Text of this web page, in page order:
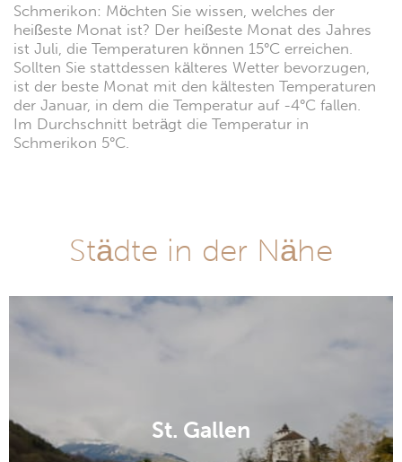
Schmerikon: Möchten Sie wissen, welches der
heißeste Monat ist? Der heißeste Monat des Jahres
ist Juli, die Temperaturen können 15°C erreichen.
Sollten Sie stattdessen kälteres Wetter bevorzugen,
ist der beste Monat mit den kältesten Temperaturen
der Januar, in dem die Temperatur auf -4°C fallen.
Im Durchschnitt beträgt die Temperatur in
Schmerikon 5°C.
Städte in der Nähe
St. Gallen